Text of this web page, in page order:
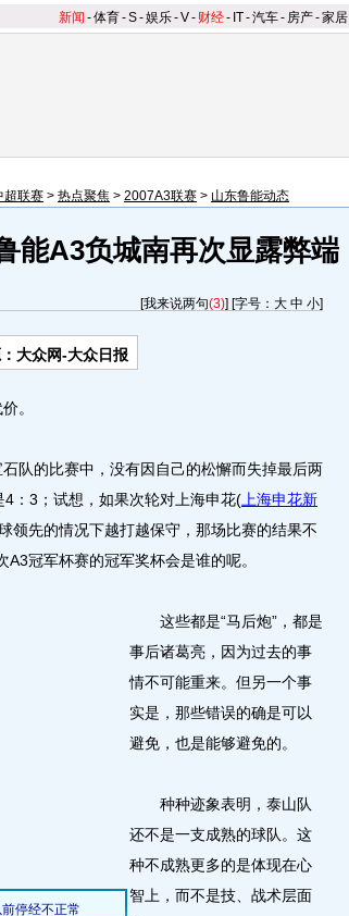
新闻 -体育-S-娱乐-V- 财经- IT-汽车- 房产-家居
超联赛 > 热点聚焦 > 2007A3联赛 > 山东鲁能动态
能A3负城南再次显露弊端
[我来说两句(3)] [字号： 大 中 小]
大众网-大众日报
。
的比赛中，没有因自己的松懈而失掉最后两
：3；试想，如果次轮对上海申花( 上海申花新
领先的情况下越打越保守，那场比赛的结果不
冠军杯赛的冠军奖杯会是谁的呢。
这些都是“马后炮”，都是
事后诸葛亮，因为过去的事
情不可能重来。但另一个事
实是，那些错误的确是可以
避免，也是能够避免的。
种种迹象表明，泰山队
还不是一支成熟的球队。这
种不成熟更多的是体现在心
智上，而不是技、战术层面